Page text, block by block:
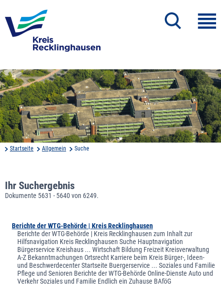
Startseite Allgemein Suche
Ihr Suchergebnis
Dokumente 5631 - 5640 von 6249.
Berichte der WTG-Behörde | Kreis Recklinghausen
Berichte der WTG-Behörde | Kreis Recklinghausen zum Inhalt zur
Hilfsnavigation Kreis Recklinghausen Suche Hauptnavigation
Bürgerservice Kreishaus ... Wirtschaft Bildung Freizeit Kreisverwaltung
A-Z Bekanntmachungen Ortsrecht Karriere beim Kreis Bürger-, Ideen-
und Beschwerdecenter Startseite Buergerservice ... Soziales und Familie
Pflege und Senioren Berichte der WTG-Behörde Online-Dienste Auto und
Verkehr Soziales und Familie Endlich ein Zuhause BAföG